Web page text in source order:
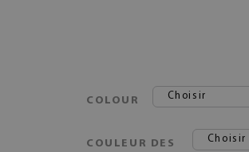
COLOUR Choisir
COULEUR DES Choisir